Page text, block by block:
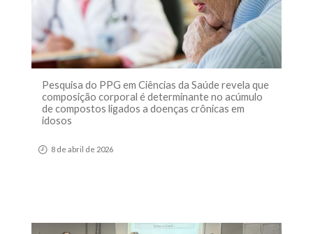
Pesquisa do PPG em Ciências da Saúde revela que
composição corporal é determinante no acúmulo
de compostos ligados a doenças crônicas em
idosos
8 de abril de 2026